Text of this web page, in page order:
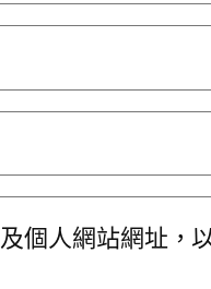
個人網站網址，